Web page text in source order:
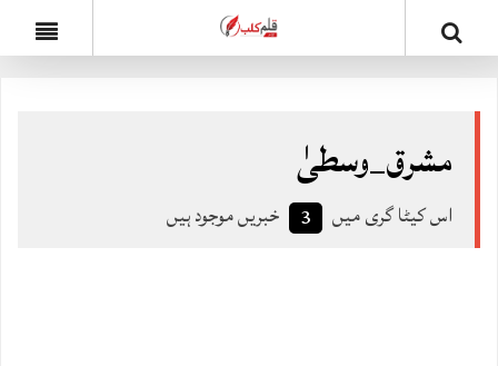
مشرق_وسطیٰ
اس کیٹا گری میں 3 خبریں موجود ہیں